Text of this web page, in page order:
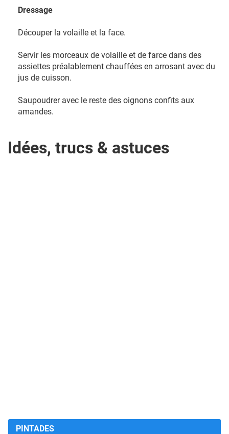
Dressage
Découper la volaille et la face.
Servir les morceaux de volaille et de farce dans des
assiettes préalablement chauffées en arrosant avec du
jus de cuisson.
Saupoudrer avec le reste des oignons confits aux
amandes.
Idées, trucs & astuces
PINTADES